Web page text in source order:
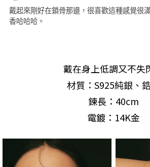
戴起來剛好在鎖骨那邊，很喜歡這種感覺很
香哈哈哈。
戴在身上低調又不失
材質：S925純銀、
鍊長：40cm
電鍍：14K金